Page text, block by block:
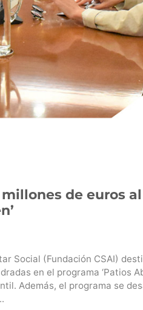
de euros
Social (Fundación CSAI)
en el programa ‘Patios
Además, el programa se